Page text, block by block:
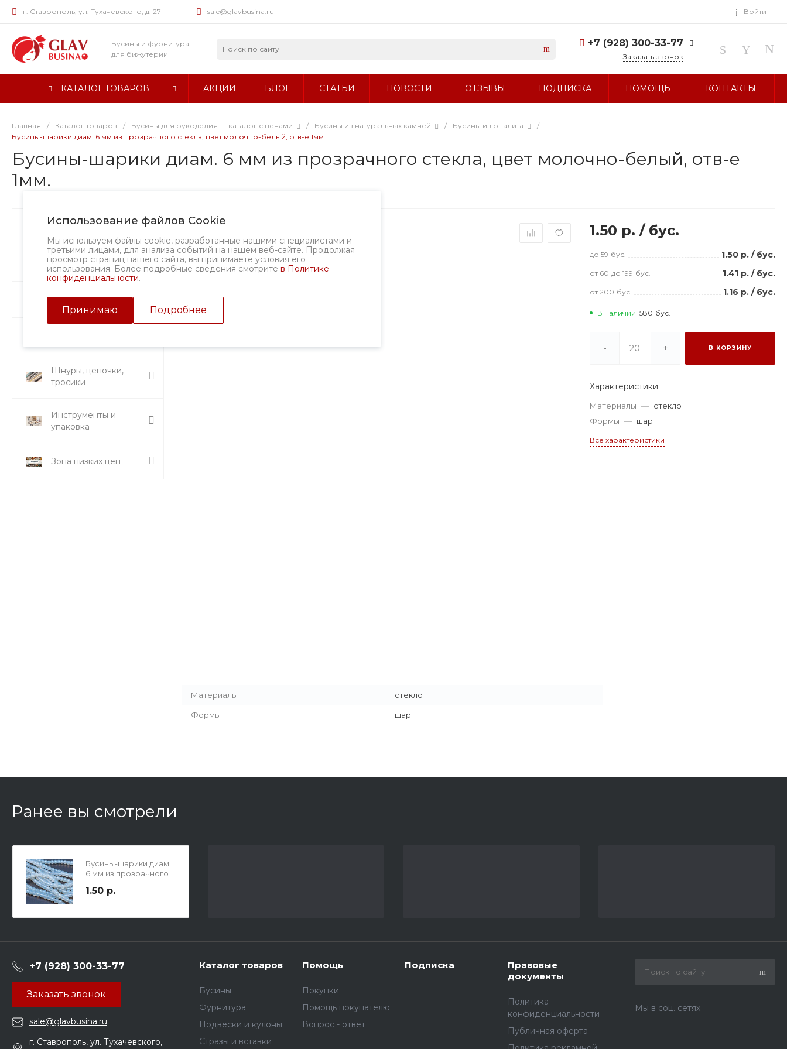
г. Ставрополь, ул. Тухачевского, д. 27 sale@glavbusina.ru Войти
Бусины и фурнитура
для бижутерии
+7 (928) 300-33-77
г. Ставрополь, ул.
Заказать звонок
КАТАЛОГ ТОВАРОВ АКЦИИ БЛОГ СТАТЬИ НОВОСТИ ОТЗЫВЫ ПОДПИСКА ПОМОЩЬ КОНТАКТЫ
Главная / Каталог товаров / Бусины для рукоделия — каталог с ценами / Бусины из натуральных камней / Бусины из опалита
/
Бусины-шарики диам. 6 мм из прозрачного стекла, цвет молочно-белый, отв-е 1мм.
Бусины-шарики диам. 6 мм из прозрачного стекла, цвет молочно-белый, отв-е
1мм.
Использование файлов Cookie
Мы используем файлы cookie, разработанные нашими специалистами и
третьими лицами, для анализа событий на нашем веб-сайте. Продолжая
просмотр страниц нашего сайта, вы принимаете условия его
использования. Более подробные сведения смотрите в Политике
конфиденциальности.
Принимаю Подробнее
Бусины
Фурнитура
Подвески и кулоны
Шнуры, цепочки,
тросики
Инструменты и
упаковка
Зона низких цен
1.50 р./ бус.
до 59 бус. 1.50 р. / бус.
от 60 до 199 бус. 1.41 р. / бус.
от 200 бус. 1.16 р. / бус.
В наличии 580 бус.
- + В КОРЗИНУ
Характеристики
Материалы — стекло
Формы — шар
Все характеристики
Материалы стекло
Формы шар
Ранее вы смотрели
Бусины-шарики диам.
6 мм из прозрачного
белый, отв-е 1мм.
1.50 р.
+7 (928) 300-33-77
Заказать звонок
sale@glavbusina.ru
г. Ставрополь, ул. Тухачевского,
Каталог товаров
Бусины
Фурнитура
Подвески и кулоны
Стразы и вставки
Помощь
Покупки
Помощь покупателю
Вопрос - ответ
Подписка
Правовые
документы
Политика
конфиденциальности
Публичная оферта
Мы в соц. сетях